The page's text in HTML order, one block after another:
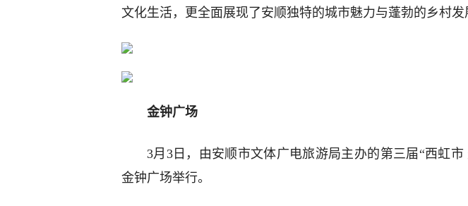
文化生活，更全面展现了安顺独特的城市魅力与蓬勃的乡村发
金钟广场
3月3日，由安顺市文体广电旅游局主办的第三届“西虹市
金钟广场举行。